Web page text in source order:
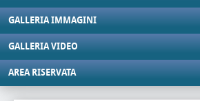
GALLERIA IMMAGINI
GALLERIA VIDEO
AREA RISERVATA